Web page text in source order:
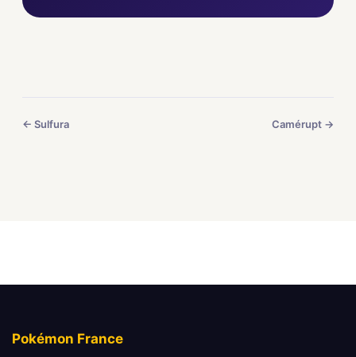
← Sulfura Camérupt →
Pokémon France